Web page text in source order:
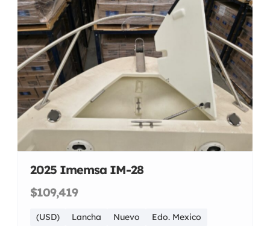
2025 Imemsa IM-28
$109,419
(USD) Lancha Nuevo Edo. Mexico